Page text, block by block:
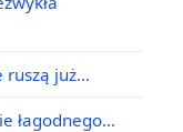
ruszą już…
łagodnego…